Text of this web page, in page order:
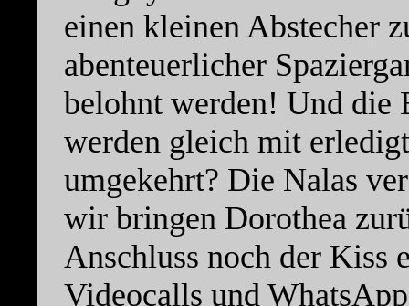
einen kleinen Abstecher
abenteuerlicher
belohnt werden! Und die
werden gleich mit
umgekehrt? Die Nalas
wir bringen Dorothea
Anschluss noch der Kiss
Videocalls und